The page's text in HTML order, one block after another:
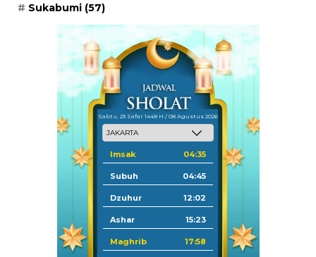
Sukabumi (57)
Sabtu, 23 Safar 1448 H / 08 Agustus 2026
Imsak 04:35
Subuh 04:45
Dzuhur 12:02
Ashar 15:23
Maghrib 17:58